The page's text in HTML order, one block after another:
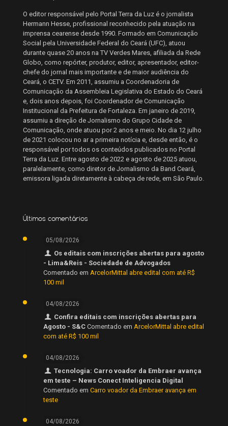
O editor responsável pelo Portal Terra da Luz é o jornalista
Hermann Hesse, profissional reconhecido pela atuação na
imprensa cearense desde 1990. Formado em Comunicação
Social pela Universidade Federal do Ceará (UFC), atuou
durante quase 20 anos na TV Verdes Mares, afiliada da Rede
Globo, como repórter, produtor, editor, apresentador, editor-
chefe do jornal mais importante e de maior audiência do
Ceará, o CETV. Em 2011, assumiu a Coordenadoria de
Comunicação da Assembleia Legislativa do Estado do Ceará
e, dois anos depois, foi Coordenador de Comunicação
Institucional da Prefeitura de Fortaleza. Em janeiro de 2019,
assumiu a direção de Jornalismo do Grupo Cidade de
Comunicação, onde atuou por 2 anos e meio. No dia 12 julho
de 2021 colocou no ar a primeira notícia e, desde então, é o
responsável por todos os conteúdos publicados no Portal
Terra da Luz. Entre agosto de 2022 e agosto de 2025 atuou,
paralelamente, como diretor de Jornalismo da Band Ceará,
emissora ligada diretamente à cabeça de rede, em São Paulo.
Últimos comentários
05/08/2026
Os editais com inscrições abertas para agosto
- Lima&Reis - Sociedade de Advogados
Comentado em ArcelorMittal abre edital com até R$
100 mil
04/08/2026
Confira editais com inscrições abertas para
Agosto - S&C Comentado em ArcelorMittal abre edital
com até R$ 100 mil
04/08/2026
Tecnologia: Carro voador da Embraer avança
em teste – News Conect Inteligencia Digital
Comentado em Carro voador da Embraer avança em
teste
04/08/2026